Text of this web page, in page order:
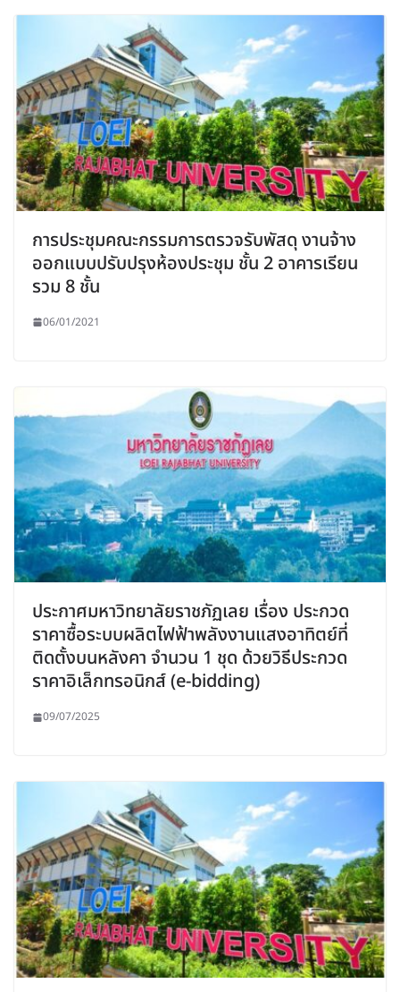
การประชุมคณะกรรมการตรวจรับพัสดุ งานจ้าง
ออกแบบปรับปรุงห้องประชุม ชั้น 2 อาคารเรียน
รวม 8 ชั้น
06/01/2021
ประกาศมหาวิทยาลัยราชภัฏเลย เรื่อง ประกวด
ราคาซื้อระบบผลิตไฟฟ้าพลังงานแสงอาทิตย์ที่
ติดตั้งบนหลังคา จำนวน 1 ชุด ด้วยวิธีประกวด
ราคาอิเล็กทรอนิกส์ (e-bidding)
09/07/2025